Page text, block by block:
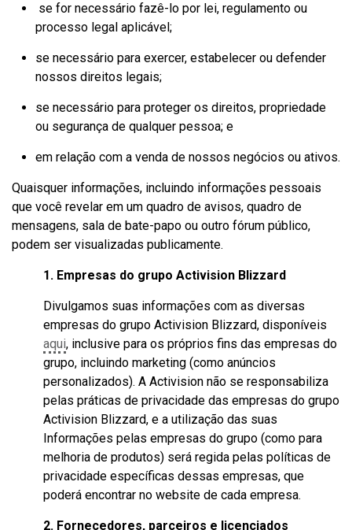
se for necessário fazê-lo por lei, regulamento ou
processo legal aplicável;
se necessário para exercer, estabelecer ou defender
nossos direitos legais;
se necessário para proteger os direitos, propriedade
ou segurança de qualquer pessoa; e
em relação com a venda de nossos negócios ou ativos.
Quaisquer informações, incluindo informações pessoais
que você revelar em um quadro de avisos, quadro de
mensagens, sala de bate-papo ou outro fórum público,
podem ser visualizadas publicamente.
1. Empresas do grupo Activision Blizzard
Divulgamos suas informações com as diversas
empresas do grupo Activision Blizzard, disponíveis
aqui, inclusive para os próprios fins das empresas do
grupo, incluindo marketing (como anúncios
personalizados). A Activision não se responsabiliza
pelas práticas de privacidade das empresas do grupo
Activision Blizzard, e a utilização das suas
Informações pelas empresas do grupo (como para
melhoria de produtos) será regida pelas políticas de
privacidade específicas dessas empresas, que
poderá encontrar no website de cada empresa.
2. Fornecedores, parceiros e licenciados